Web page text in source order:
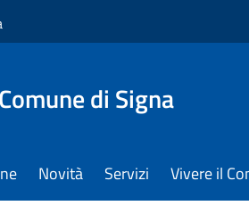
Comune di Signa
Novità Servizi Vivere il